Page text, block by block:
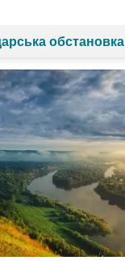
обстановка